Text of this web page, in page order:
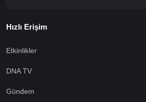
Hızlı Erişim
Etkinlikler
DNA TV
Gündem